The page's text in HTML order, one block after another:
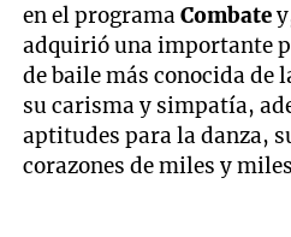
en el programaCombate
adquirió una importante
de baile más conocida de
su carisma y simpatía,
aptitudes para la danza,
corazones de miles y